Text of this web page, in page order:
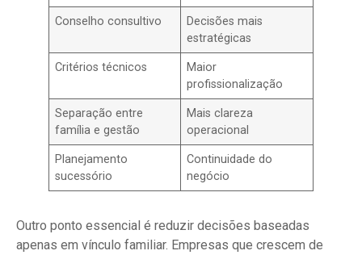
Conselho consultivo
Decisões mais
estratégicas
Critérios técnicos
Maior
profissionalização
Separação entre
família e gestão
Mais clareza
operacional
Planejamento
sucessório
Continuidade do
negócio
Outro ponto essencial é reduzir decisões baseadas
apenas em vínculo familiar. Empresas que crescem de